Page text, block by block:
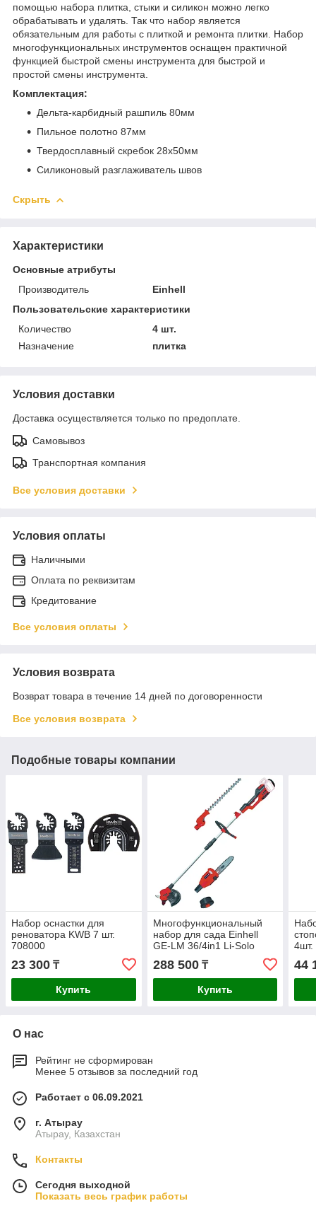
помощью набора плитка, стыки и силикон можно легко
обрабатывать и удалять. Так что набор является
обязательным для работы с плиткой и ремонта плитки. Набор
многофункциональных инструментов оснащен практичной
функцией быстрой смены инструмента для быстрой и
простой смены инструмента.
Комплектация:
Дельта-карбидный рашпиль 80мм
Пильное полотно 87мм
Твердосплавный скребок 28x50мм
Силиконовый разглаживатель швов
Скрыть
Характеристики
Основные атрибуты
Производитель
Einhell
Пользовательские характеристики
Количество
4 шт.
Назначение
плитка
Условия доставки
Доставка осуществляется только по предоплате.
Самовывоз
Транспортная компания
Все условия доставки
Условия оплаты
Наличными
Оплата по реквизитам
Кредитование
Все условия оплаты
Условия возврата
Возврат товара в течение 14 дней по договоренности
Все условия возврата
Подобные товары компании
Набор оснастки для
реноватора KWB 7 шт.
708000
23 300 ₸
Купить
Многофункциональный
набор для сада Einhell
GE-LM 36/4in1 Li-Solo
288 500₸
Купить
4шт.
44
О нас
Рейтинг не сформирован
Менее 5 отзывов за последний год
Работает с 06.09.2021
г. Атырау
Атырау, Казахстан
Контакты
Сегодня выходной
Показать весь график работы